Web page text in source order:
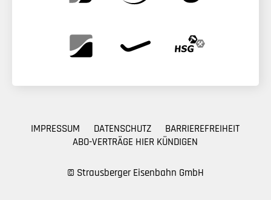
© Strausberger Eisenbahn GmbH
IMPRESSUM DATENSCHUTZ
BARRIEREFREIHEIT
ABO-VERTRÄGE HIER KÜNDIGEN